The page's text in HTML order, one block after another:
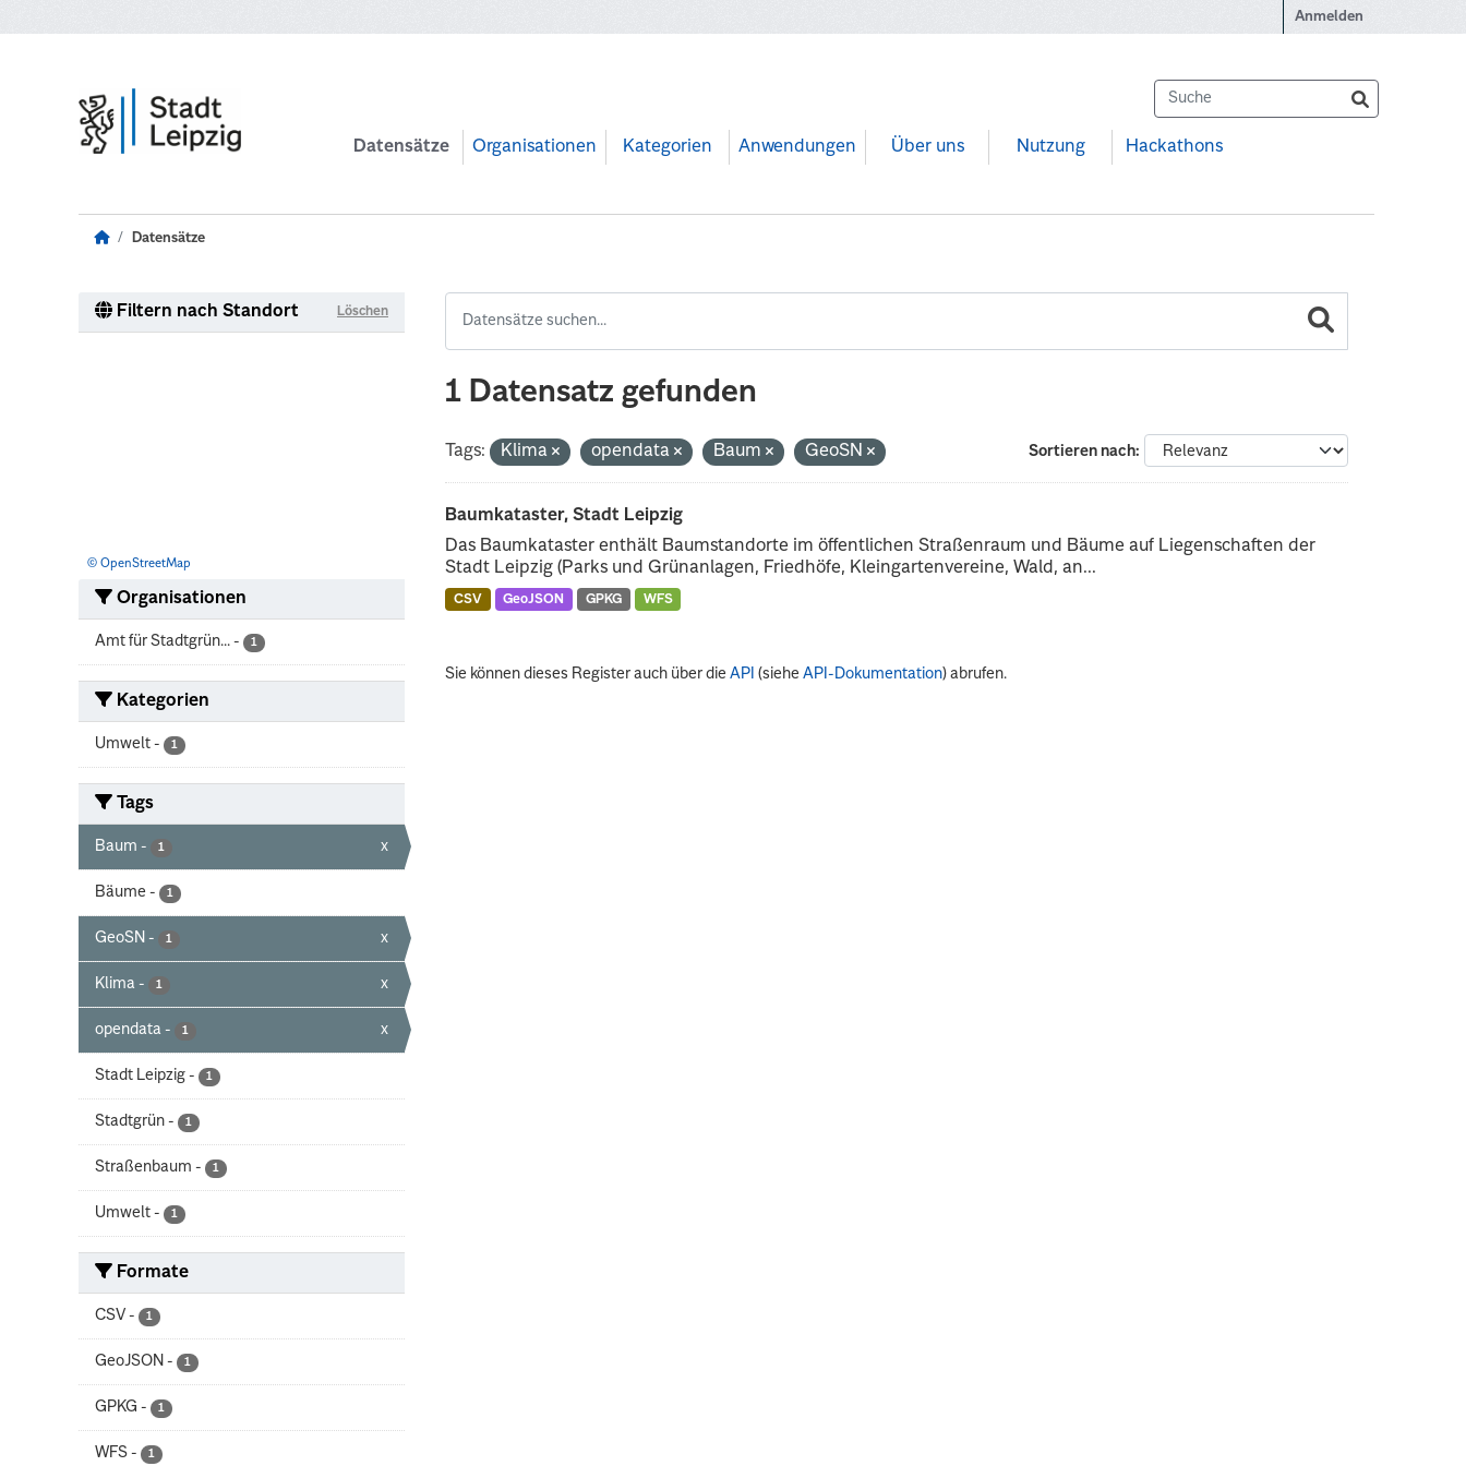
Anmelden
Datensätze Organisationen Kategorien Anwendungen Über uns Nutzung Hackathons
Datensätze
Filtern nach Standort Löschen
© OpenStreetMap
Organisationen
Amt für Stadtgrün... - 1
Kategorien
Umwelt - 1
Tags
Baum - 1 x
Bäume - 1
GeoSN - 1 x
Klima - 1 x
opendata - 1 x
Stadt Leipzig - 1
Stadtgrün - 1
Straßenbaum - 1
Umwelt - 1
Formate
CSV - 1
GeoJSON - 1
GPKG - 1
WFS - 1
1 Datensatz gefunden
Sortieren nach
Tags: Klima opendata Baum GeoSN
Baumkataster, Stadt Leipzig
Das Baumkataster enthält Baumstandorte im öffentlichen Straßenraum und Bäume auf Liegenschaften der
Stadt Leipzig (Parks und Grünanlagen, Friedhöfe, Kleingartenvereine, Wald, an...
CSV GeoJSON GPKG WFS
Sie können dieses Register auch über dieAPI (sieheAPI-Dokumentation) abrufen.